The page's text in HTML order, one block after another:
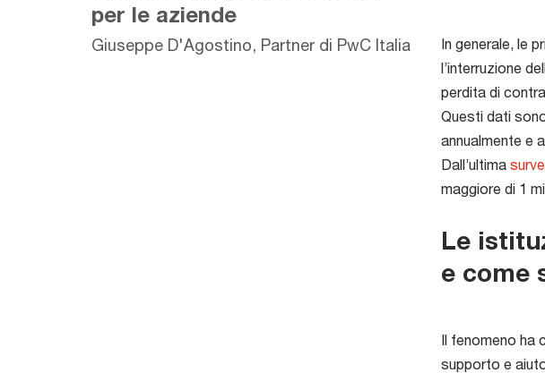
per le aziende
Giuseppe D'Agostino, Partner di PwC Italia
In generale, le
l’interruzione
perdita di
Questi dati
annualmente e
Dall’ultima
maggiore di 1
Le
e come
Il fenomeno ha
supporto e